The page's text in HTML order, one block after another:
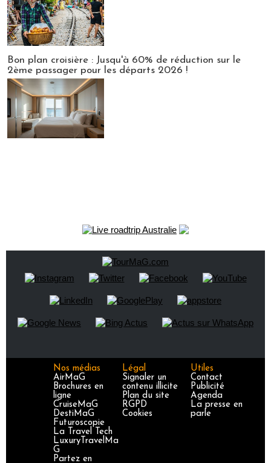
Bon plan croisière : Jusqu'à 60% de réduction sur le
2ème passager pour les départs 2026 !
Nos médias
AirMaG
Brochures en
ligne
CruiseMaG
DestiMaG
Futuroscopie
La Travel Tech
LuxuryTravelMa
G
Partez en
Légal
Signaler un
contenu illicite
Plan du site
RGPD
Cookies
Utiles
Contact
Publicité
Agenda
La presse en
parle